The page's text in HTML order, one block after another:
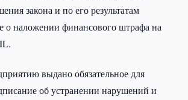
закона и по его результатам
о наложении финансового штрафа на
выдано обязательное для
об устранении нарушений и